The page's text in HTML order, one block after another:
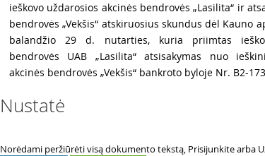
ieškovo uždarosios akcinės bendrovės „Lasilita“ ir
bendrovės „Vekšis“ atskiruosius skundus dėl Kauno
balandžio 29 d. nutarties, kuria priimtas
bendrovės UAB „Lasilita“ atsisakymas nuo
akcinės bendrovės „Vekšis“ bankroto byloje Nr. B2-
Nustatė
Norėdami peržiūrėti visą dokumento tekstą, Prisijunkite arba